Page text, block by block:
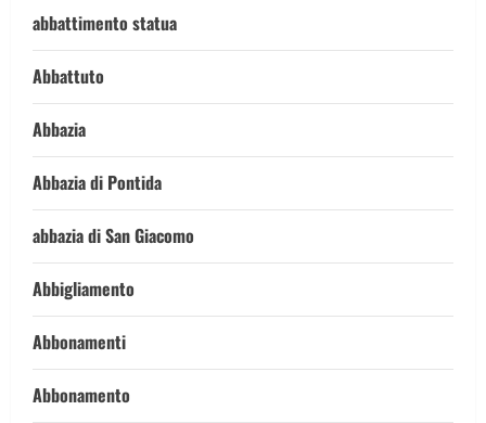
abbattimento statua
Abbattuto
Abbazia
Abbazia di Pontida
abbazia di San Giacomo
Abbigliamento
Abbonamenti
Abbonamento